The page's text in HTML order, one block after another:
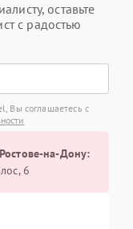
оставьте
с радостью
Вы соглашаетесь с
на-Дону:
6